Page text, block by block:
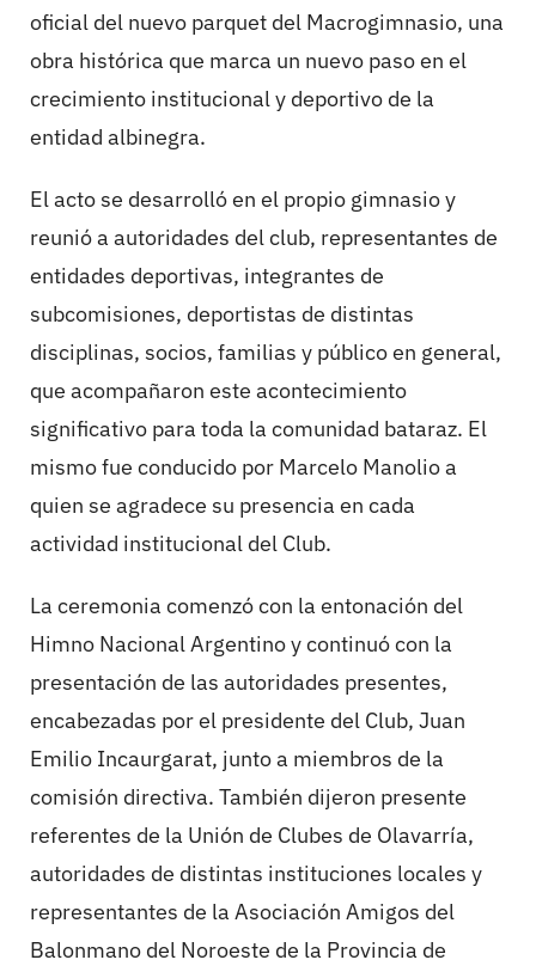
oficial del nuevo parquet del Macrogimnasio, una
obra histórica que marca un nuevo paso en el
crecimiento institucional y deportivo de la
entidad albinegra.
El acto se desarrolló en el propio gimnasio y
reunió a autoridades del club, representantes de
entidades deportivas, integrantes de
subcomisiones, deportistas de distintas
disciplinas, socios, familias y público en general,
que acompañaron este acontecimiento
significativo para toda la comunidad bataraz. El
mismo fue conducido por Marcelo Manolio a
quien se agradece su presencia en cada
actividad institucional del Club.
La ceremonia comenzó con la entonación del
Himno Nacional Argentino y continuó con la
presentación de las autoridades presentes,
encabezadas por el presidente del Club, Juan
Emilio Incaurgarat, junto a miembros de la
comisión directiva. También dijeron presente
referentes de la Unión de Clubes de Olavarría,
autoridades de distintas instituciones locales y
representantes de la Asociación Amigos del
Balonmano del Noroeste de la Provincia de